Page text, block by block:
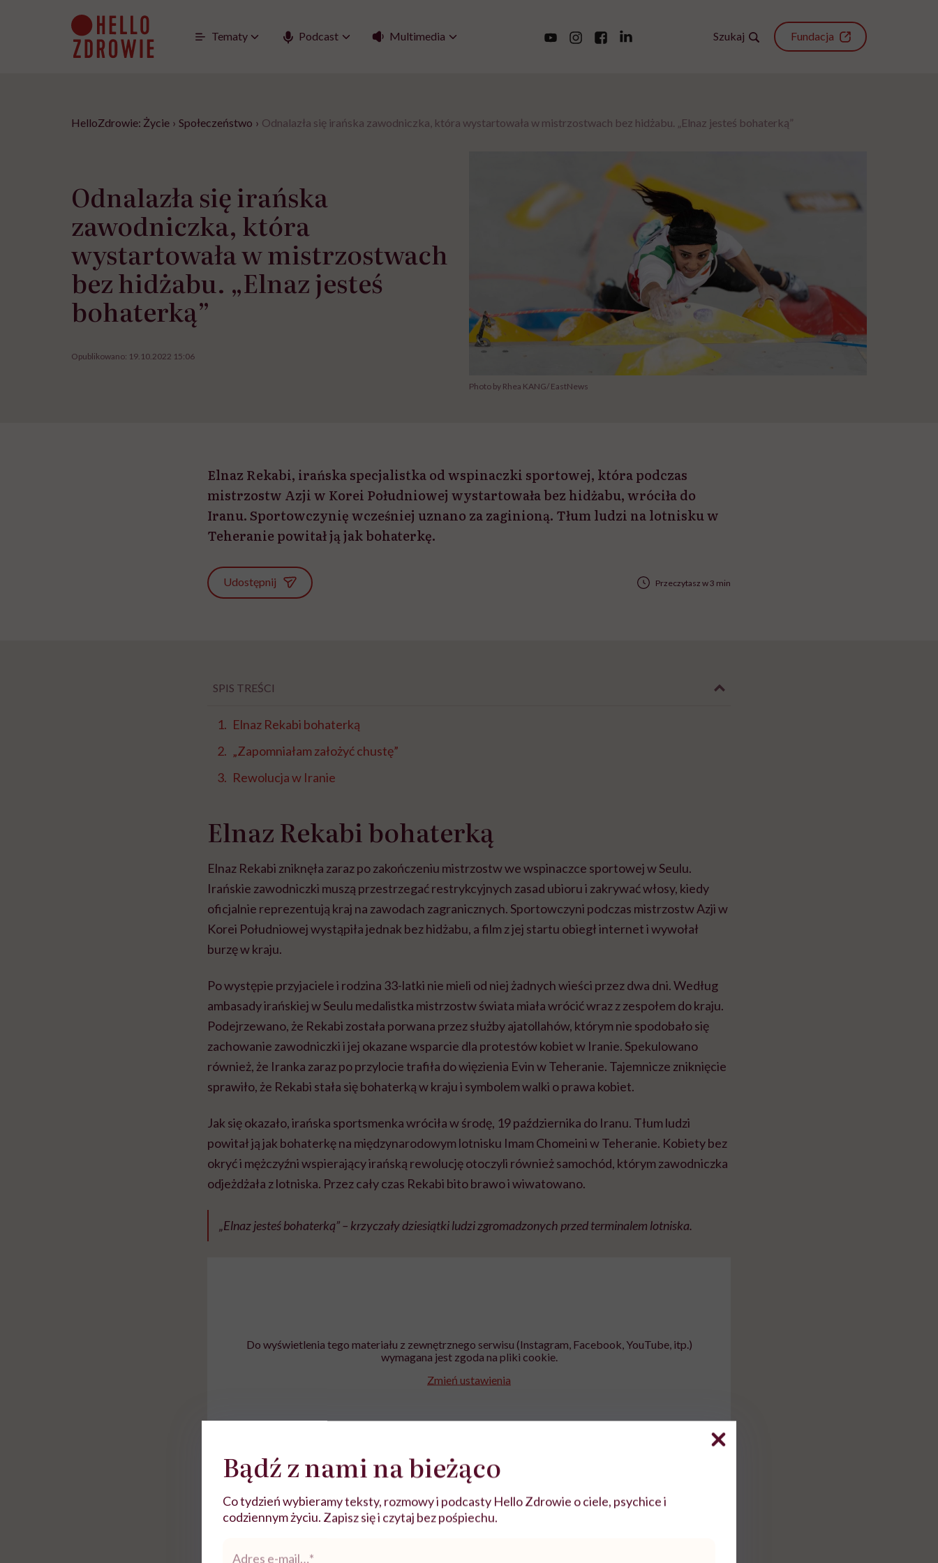
Tematy Podcast Multimedia Szukaj Fundacja
HelloZdrowie: Życie › Społeczeństwo › Odnalazła się irańska zawodniczka, która wystartowała w mistrzostwach bez hidżabu. „Elnaz jesteś bohaterką”
Odnalazła się irańska
zawodniczka, która
wystartowała w mistrzostwach
bez hidżabu. „Elnaz jesteś
bohaterką”
Opublikowano: 19.10.2022 15:06
Photo by Rhea KANG/ EastNews
Elnaz Rekabi, irańska specjalistka od wspinaczki sportowej, która podczas
mistrzostw Azji w Korei Południowej wystartowała bez hidżabu, wróciła do
Iranu. Sportowczynię wcześniej uznano za zaginioną. Tłum ludzi na lotnisku w
Teheranie powitał ją jak bohaterkę.
Udostępnij Przeczytasz w 3 min
SPIS TREŚCI
Elnaz Rekabi bohaterką
„Zapomniałam założyć chustę”
Rewolucja w Iranie
Elnaz Rekabi bohaterką
Elnaz Rekabi zniknęła zaraz po zakończeniu mistrzostw we wspinaczce sportowej w Seulu.
Irańskie zawodniczki muszą przestrzegać restrykcyjnych zasad ubioru i zakrywać włosy, kiedy
oficjalnie reprezentują kraj na zawodach zagranicznych. Sportowczyni podczas mistrzostw Azji w
Korei Południowej wystąpiła jednak bez hidżabu, a film z jej startu obiegł internet i wywołał
burzę w kraju.
Po występie przyjaciele i rodzina 33-latki nie mieli od niej żadnych wieści przez dwa dni. Według
ambasady irańskiej w Seulu medalistka mistrzostw świata miała wrócić wraz z zespołem do kraju.
Podejrzewano, że Rekabi została porwana przez służby ajatollahów, którym nie spodobało się
zachowanie zawodniczki i jej okazane wsparcie dla protestów kobiet w Iranie. Spekulowano
również, że Iranka zaraz po przylocie trafiła do więzienia Evin w Teheranie. Tajemnicze zniknięcie
sprawiło, że Rekabi stała się bohaterką w kraju i symbolem walki o prawa kobiet.
Jak się okazało, irańska sportsmenka wróciła w środę, 19 października do Iranu. Tłum ludzi
powitał ją jak bohaterkę na międzynarodowym lotnisku Imam Chomeini w Teheranie. Kobiety bez
okryć i mężczyźni wspierający irańską rewolucję otoczyli również samochód, którym zawodniczka
odjeżdżała z lotniska. Przez cały czas Rekabi bito brawo i wiwatowano.
„Elnaz jesteś bohaterką” – krzyczały dziesiątki ludzi zgromadzonych przed terminalem lotniska.
Do wyświetlenia tego materiału z zewnętrznego serwisu (Instagram, Facebook, YouTube, itp.)
wymagana jest zgoda na pliki cookie.
Zmień ustawienia
Rolki
Bądź z nami na bieżąco
Co tydzień wybieramy teksty, rozmowy i podcasty Hello Zdrowie o ciele, psychice i
codziennym życiu. Zapisz się i czytaj bez pośpiechu.